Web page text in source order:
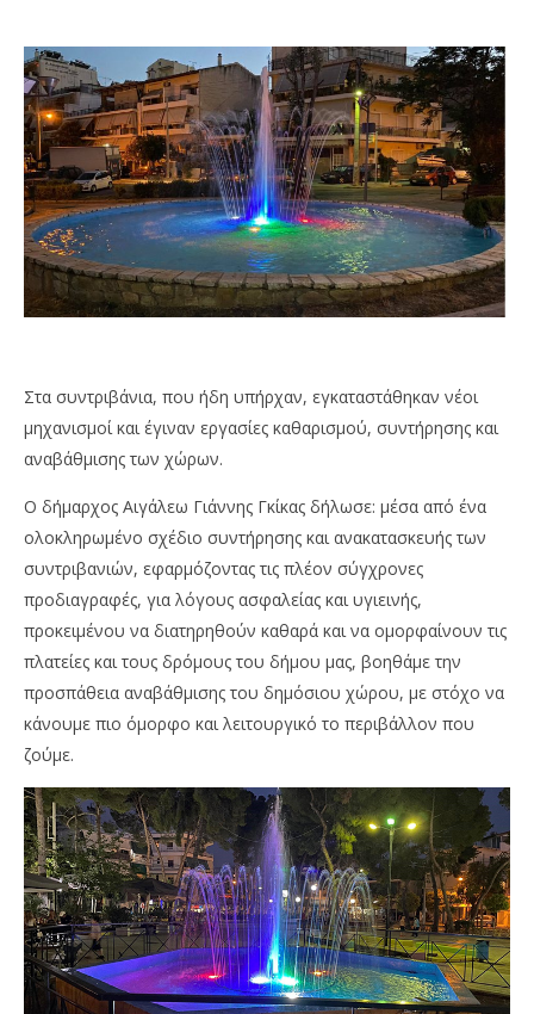
Στα συντριβάνια, που ήδη υπήρχαν, εγκαταστάθηκαν νέοι
μηχανισμοί και έγιναν εργασίες καθαρισμού, συντήρησης και
αναβάθμισης των χώρων.
Ο δήμαρχος Αιγάλεω Γιάννης Γκίκας δήλωσε: μέσα από ένα
ολοκληρωμένο σχέδιο συντήρησης και ανακατασκευής των
συντριβανιών, εφαρμόζοντας τις πλέον σύγχρονες
προδιαγραφές, για λόγους ασφαλείας και υγιεινής,
προκειμένου να διατηρηθούν καθαρά και να ομορφαίνουν τις
πλατείες και τους δρόμους του δήμου μας, βοηθάμε την
προσπάθεια αναβάθμισης του δημόσιου χώρου, με στόχο να
κάνουμε πιο όμορφο και λειτουργικό το περιβάλλον που
ζούμε.